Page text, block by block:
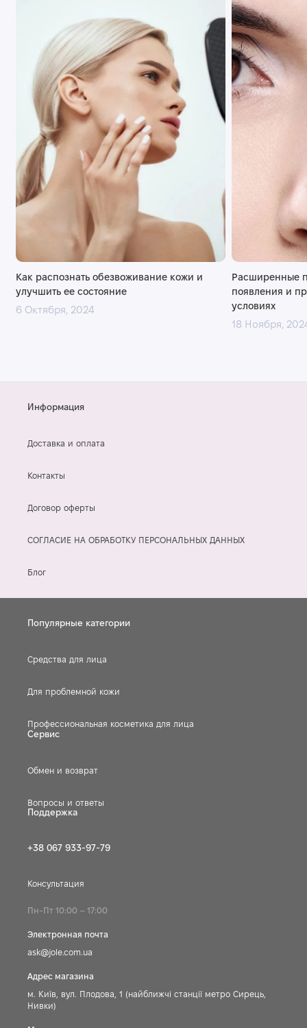
Как распознать обезвоживание кожи и
улучшить ее состояние
6 Октября, 2024
Расширенные
появления и
условиях
18 Ноября,
Информация
Доставка и оплата
Контакты
Договор оферты
СОГЛАСИЕ НА ОБРАБОТКУ ПЕРСОНАЛЬНЫХ ДАННЫХ
Блог
Популярные категории
Средства для лица
Для проблемной кожи
Профессиональная косметика для лица
Сервис
Обмен и возврат
Вопросы и ответы
Поддержка
+38 067 933-97-79
Консультация
Пн-Пт 10:00 – 17:00
Электронная почта
ask@jole.com.ua
Адрес магазина
м. Київ, вул. Плодова, 1 (найближчі станції метро Сирець,
Нивки)